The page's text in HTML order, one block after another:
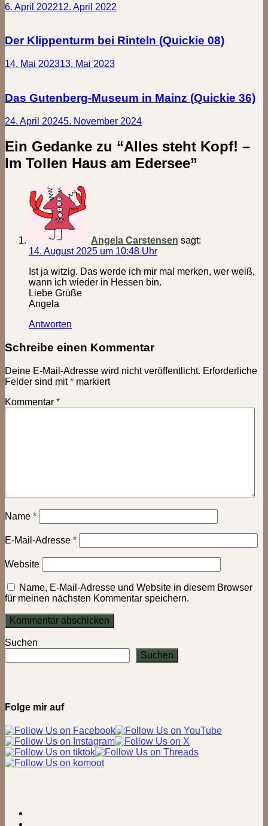
6. April 202212. April 2022
Der Klippenturm bei Rinteln (Quickie 08)
14. Mai 202313. Mai 2023
Das Gutenberg-Museum in Mainz (Quickie 36)
24. April 20245. November 2024
Ein Gedanke zu “Alles steht Kopf! –
Im Tollen Haus am Edersee”
Angela Carstensen sagt:
14. August 2025 um 10:48 Uhr
Ist ja witzig. Das werde ich mir mal merken, wer weiß,
wann ich wieder in Hessen bin.
Liebe Grüße
Angela
Antworten
Schreibe einen Kommentar
Deine E-Mail-Adresse wird nicht veröffentlicht. Erforderliche
Felder sind mit* markiert
Kommentar *
Name *
E-Mail-Adresse *
Website
Name, E-Mail-Adresse und Website in diesem Browser
für meinen nächsten Kommentar speichern.
Suchen
Suchen
Folge mir auf